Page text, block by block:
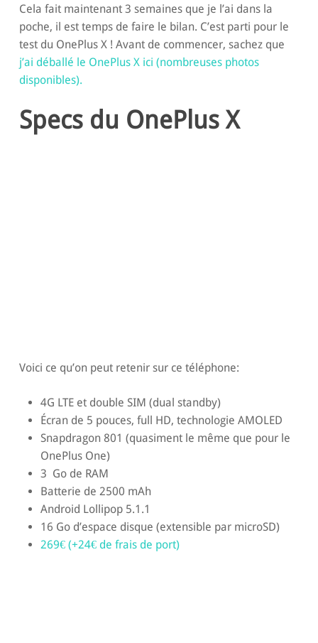
Cela fait maintenant 3 semaines que je l’ai dans la
poche, il est temps de faire le bilan. C’est parti pour le
test du OnePlus X ! Avant de commencer, sachez que
j’ai déballé le OnePlus X ici (nombreuses photos
disponibles).
Specs du OnePlus X
Voici ce qu’on peut retenir sur ce téléphone:
4G LTE et double SIM (dual standby)
Écran de 5 pouces, full HD, technologie AMOLED
Snapdragon 801 (quasiment le même que pour le
OnePlus One)
3 Go de RAM
Batterie de 2500 mAh
Android Lollipop 5.1.1
16 Go d’espace disque (extensible par microSD)
269€ (+24€ de frais de port)